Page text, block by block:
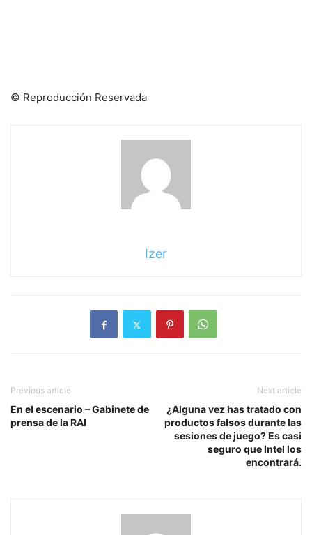
© Reproducción Reservada
Izer
Previous article
En el escenario – Gabinete de
prensa de la RAI
Next article
¿Alguna vez has tratado con
productos falsos durante las
sesiones de juego? Es casi
seguro que Intel los
encontrará.